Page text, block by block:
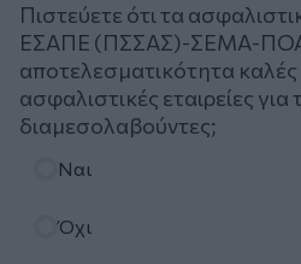
Πιστεύετε ότι τα
ΕΣΑΠΕ (ΠΣΣΑΣ)-ΣΕΜΑ-
αποτελεσματικότητα καλές
ασφαλιστικές εταιρείες για
διαμεσολαβούντες;
Ναι
Όχι